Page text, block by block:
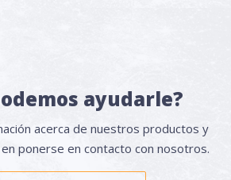
ayudarle?
acerca de nuestros productos y
ponerse en contacto con nosotros.